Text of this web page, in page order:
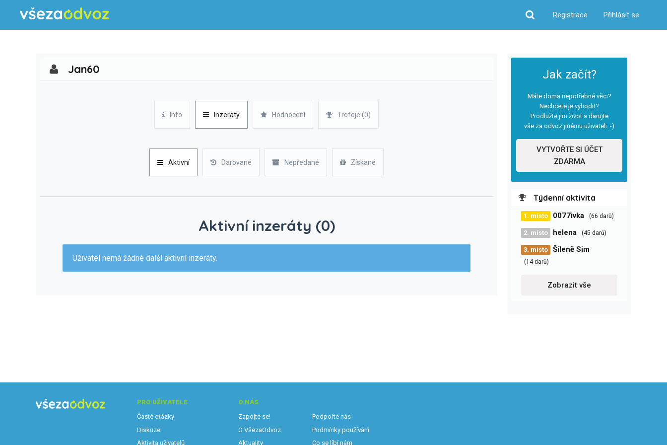
Hledat
Registrace Přihlásit se
Jak začít?
Máte doma nepotřebné věci?
Nechcete je vyhodit?
Prodlužte jim život a darujte
vše za odvoz jinému uživateli :-)
VYTVOŘTE SI ÚČET
ZDARMA
Týdenní aktivita
1. místo 0077ivka (66 darů)
2. místo helena (45 darů)
3. místo Šíleně Sim
(14 darů)
Zobrazit vše
Jan60
Info Inzeráty Hodnocení Trofeje (0)
Aktivní Darované Nepředané Získané
Aktivní inzeráty (0)
Uživatel nemá žádné další aktivní inzeráty.
PRO UŽIVATELE
Časté otázky
Diskuze
Aktivita uživatelů
O NÁS
Zapojte se!
O VšezaOdvoz
Aktuality
Podpořte nás
Podmínky používání
Co se líbí nám